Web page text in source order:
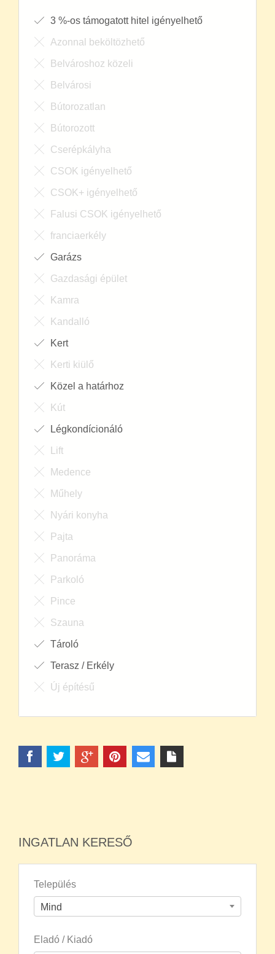
3 %-os támogatott hitel igényelhető
Azonnal beköltözhető
Belvároshoz közeli
Belvárosi
Bútorozatlan
Bútorozott
Cserépkályha
CSOK igényelhető
CSOK+ igényelhető
Falusi CSOK igényelhető
franciaerkély
Garázs
Gazdasági épület
Kamra
Kandalló
Kert
Kerti kiülő
Közel a határhoz
Kút
Légkondícionáló
Lift
Medence
Műhely
Nyári konyha
Pajta
Panoráma
Parkoló
Pince
Szauna
Tároló
Terasz / Erkély
Új építésű
INGATLAN KERESŐ
Település
Mind
Eladó / Kiadó